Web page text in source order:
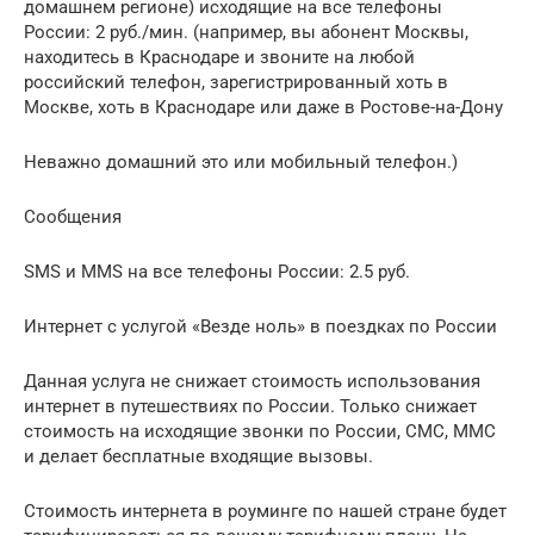
домашнем регионе) исходящие на все телефоны
России: 2 руб./мин. (например, вы абонент Москвы,
находитесь в Краснодаре и звоните на любой
российский телефон, зарегистрированный хоть в
Москве, хоть в Краснодаре или даже в Ростове-на-Дону
Неважно домашний это или мобильный телефон.)
Сообщения
SMS и MMS на все телефоны России: 2.5 руб.
Интернет с услугой «Везде ноль» в поездках по России
Данная услуга не снижает стоимость использования
интернет в путешествиях по России. Только снижает
стоимость на исходящие звонки по России, СМС, ММС
и делает бесплатные входящие вызовы.
Стоимость интернета в роуминге по нашей стране будет